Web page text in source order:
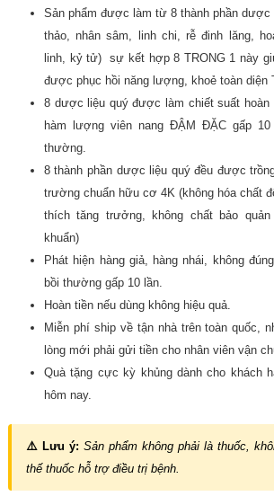
Sản phẩm được làm từ 8 thành phần dược
thảo, nhân sâm, linh chi, rễ đinh lăng,
linh, kỷ tử) sự kết hợp 8 TRONG 1 này
được phục hồi năng lượng, khoẻ toàn diện
8 dược liệu quý được làm chiết suất hoàn
hàm lượng viên nang ĐẬM ĐẶC gấp
thường.
8 thành phần dược liệu quý đều được
trường chuẩn hữu cơ 4K (không hóa chất
thích tăng trưởng, không chất bảo
khuẩn)
Phát hiện hàng giả, hàng nhái, không
bồi thường gấp 10 lần.
Hoàn tiền nếu dùng không hiệu quả.
Miễn phí ship về tận nhà trên toàn quốc,
lòng mới phải gửi tiền cho nhân viên vận
Quà tặng cực kỳ khủng dành cho khách
hôm nay.
⚠️ Lưu ý: Sản phẩm không phải là thuốc,
thế thuốc hỗ trợ điều trị bệnh.